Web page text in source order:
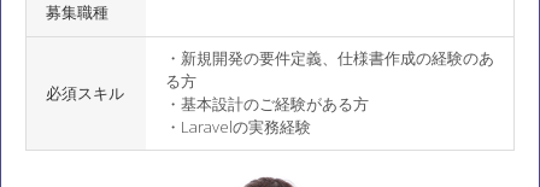
募集職種
必須スキル
・新規開発の要件定義、仕様書作成の経験のあ
る方
・基本設計のご経験がある方
・Laravelの実務経験